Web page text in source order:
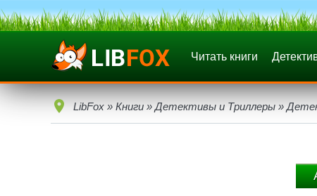
Читать книги
LibFox » Книги » Детективы и Триллеры »